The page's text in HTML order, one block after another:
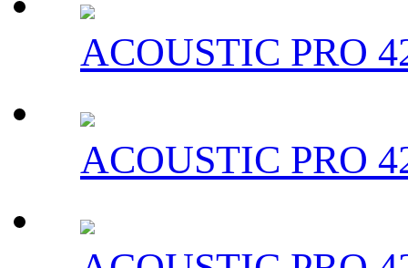
ACOUSTIC PRO
ACOUSTIC PRO